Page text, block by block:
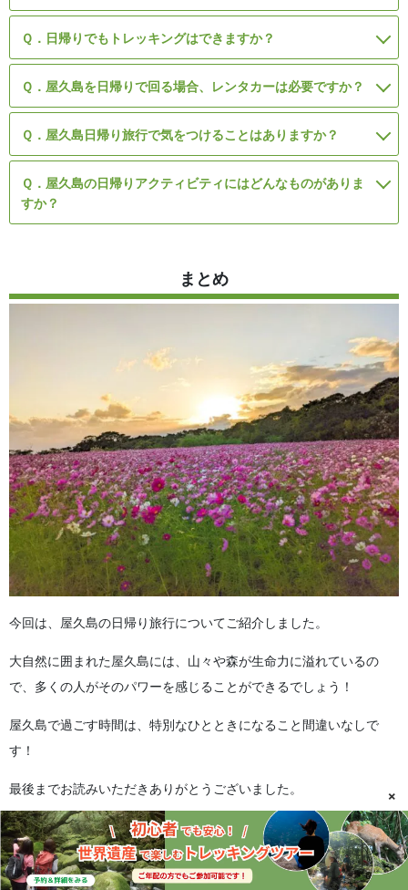
Ｑ．日帰りでもトレッキングはできますか？
Ｑ．屋久島を日帰りで回る場合、レンタカーは必要ですか？
Ｑ．屋久島日帰り旅行で気をつけることはありますか？
Ｑ．屋久島の日帰りアクティビティにはどんなものがありま
すか？
まとめ
今回は、屋久島の日帰り旅行についてご紹介しました。
大自然に囲まれた屋久島には、山々や森が生命力に溢れているの
で、多くの人がそのパワーを感じることができるでしょう！
屋久島で過ごす時間は、特別なひとときになること間違いなしで
す！
最後までお読みいただきありがとうございました。
▼あわせて読みたい記事はこちら▼
屋久島観光モデルコースを1泊2日・2泊3日・3泊4日で
完全ガイド！
×